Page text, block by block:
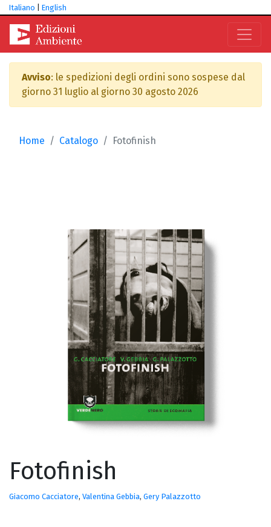
Italiano English
Avviso: le spedizioni degli ordini sono sospese dal
giorno 31 luglio al giorno 30 agosto 2026
Home Catalogo Fotofinish
Fotofinish
Giacomo Cacciatore, Valentina Gebbia, Gery Palazzotto